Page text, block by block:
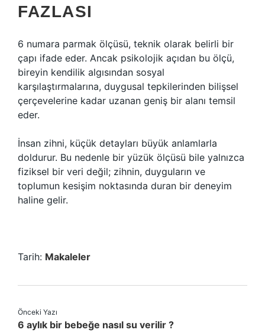
FAZLASI
6 numara parmak ölçüsü, teknik olarak belirli bir
çapı ifade eder. Ancak psikolojik açıdan bu ölçü,
bireyin kendilik algısından sosyal
karşılaştırmalarına, duygusal tepkilerinden bilişsel
çerçevelerine kadar uzanan geniş bir alanı temsil
eder.
İnsan zihni, küçük detayları büyük anlamlarla
doldurur. Bu nedenle bir yüzük ölçüsü bile yalnızca
fiziksel bir veri değil; zihnin, duyguların ve
toplumun kesişim noktasında duran bir deneyim
haline gelir.
Tarih: Makaleler
Önceki Yazı
6 aylık bir bebeğe nasıl su verilir ?